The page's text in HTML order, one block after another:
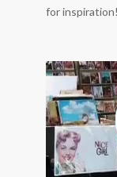
for inspiration!